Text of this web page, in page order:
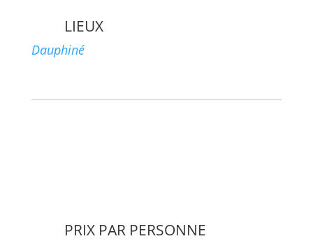
LIEUX
Dauphiné
PRIX PAR PERSONNE